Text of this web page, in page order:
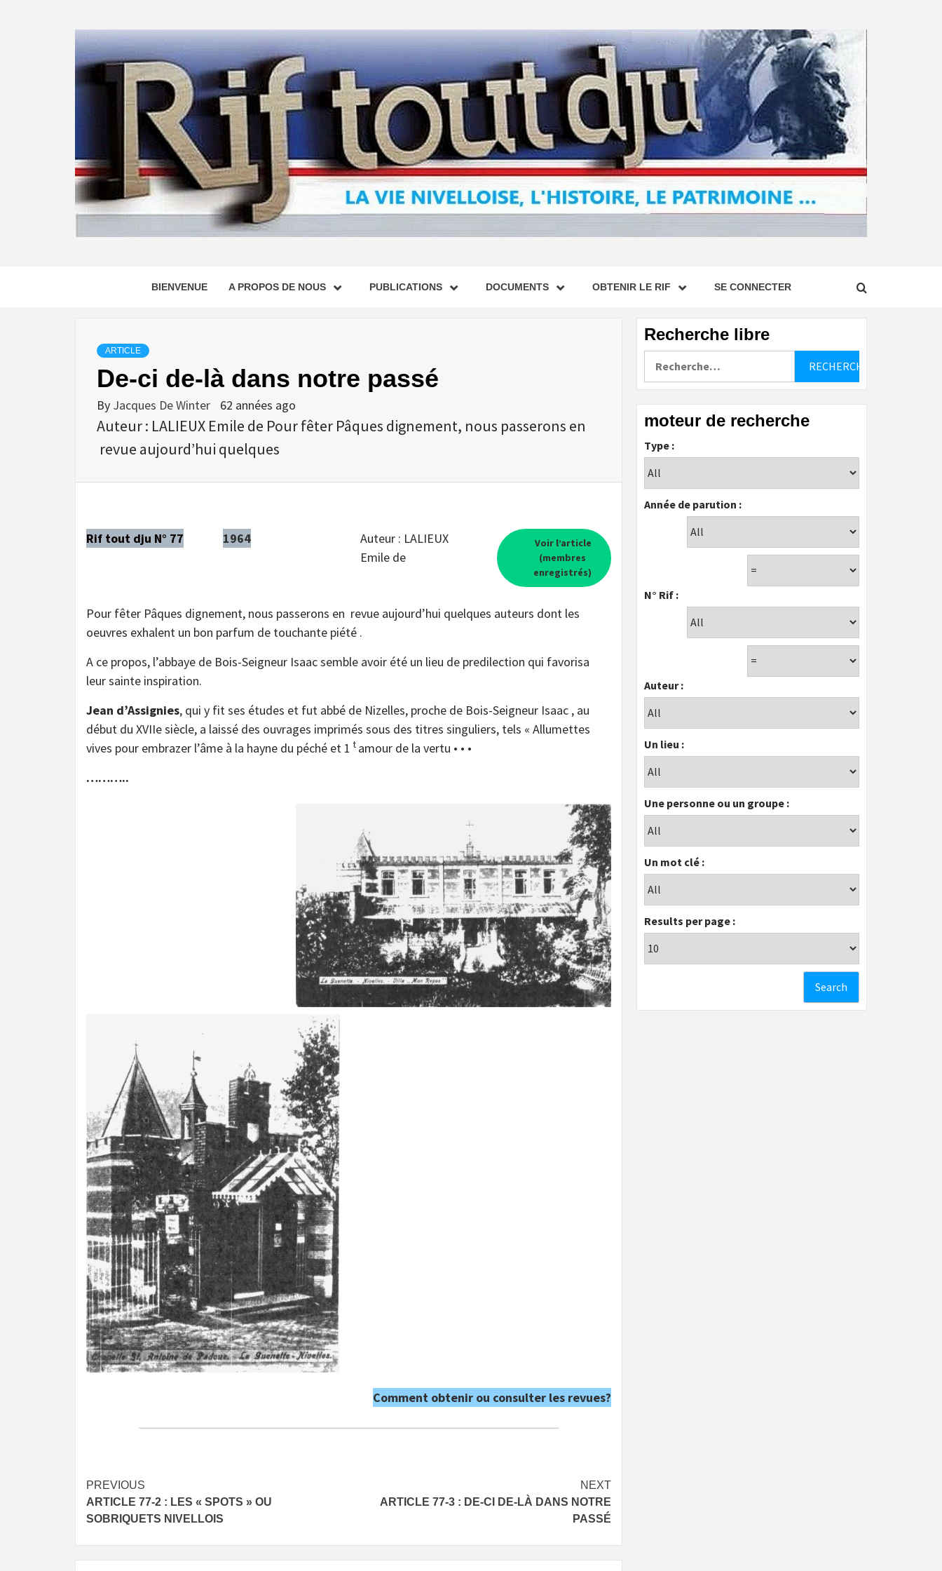
BIENVENUE A PROPOS DE NOUS PUBLICATIONS DOCUMENTS OBTENIR LE RIF SE CONNECTER
ARTICLE
De-ci de-là dans notre passé
By Jacques De Winter 62 années ago
Auteur : LALIEUX Emile de Pour fêter Pâques dignement, nous passerons en
revue aujourd’hui quelques
Rif tout dju N° 77 1964
Auteur : LALIEUX
Emile de
Voir l’article
(membres
enregistrés)
Pour fêter Pâques dignement, nous passerons en revue aujourd’hui quelques auteurs dont les
oeuvres exhalent un bon parfum de touchante piété .
A ce propos, l’abbaye de Bois-Seigneur Isaac semble avoir été un lieu de predilection qui favorisa
leur sainte inspiration.
Jean d’Assignies, qui y fit ses études et fut abbé de Nizelles, proche de Bois-Seigneur Isaac , au
début du XVIIe siècle, a laissé des ouvrages imprimés sous des titres singuliers, tels « Allumettes
vives pour embrazer l’âme à la hayne du péché et 1t amour de la vertu • • •
………..
Comment obtenir ou consulter les revues?
Post
navigation
PREVIOUS
ARTICLE 77-2 : LES « SPOTS » OU
SOBRIQUETS NIVELLOIS
NEXT
ARTICLE 77-3 : DE-CI DE-LÀ DANS NOTRE
PASSÉ
Recherche libre
moteur de recherche
Type :
Année de parution :
N° Rif :
Auteur :
Un lieu :
Une personne ou un groupe :
Un mot clé :
Results per page :